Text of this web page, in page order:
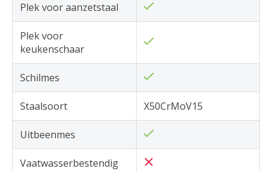
Plek voor aanzetstaal
Plek voor
keukenschaar
Schilmes
Staalsoort X50CrMoV15
Uitbeenmes
Vaatwasserbestendig